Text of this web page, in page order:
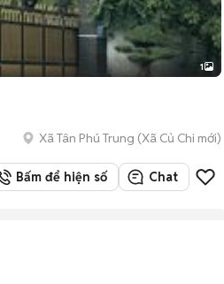
1
Xã Tân Phú Trung (Xã Củ Chi mới)
Bấm để hiện số Chat